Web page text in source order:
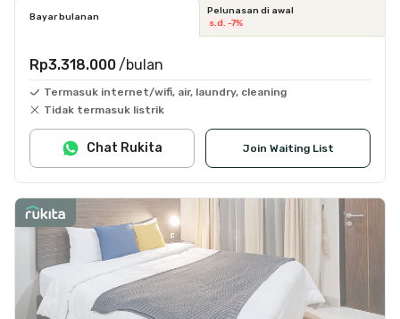
Bayar bulanan
Pelunasan di awal
s.d. -7%
Rp3.318.000 /bulan
Termasuk internet/wifi, air, laundry, cleaning
Tidak termasuk listrik
Join Waiting List
Chat Rukita